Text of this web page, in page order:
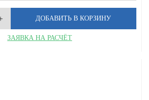
ЗАЯВКА НА РАСЧЁТ